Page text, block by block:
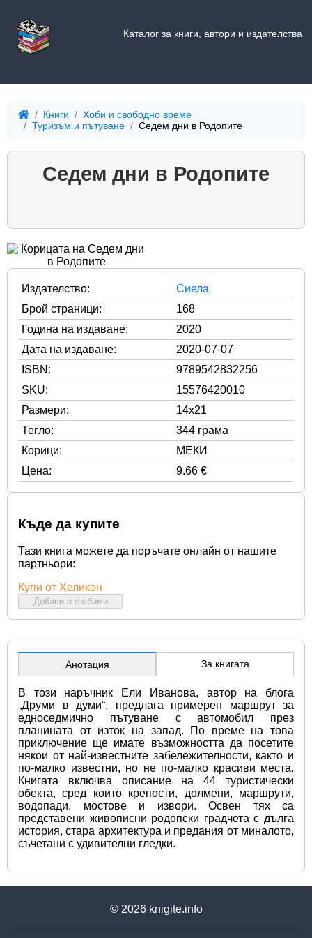
Каталог за книги, автори и издателства
Книги
Хоби и свободно време
Туризъм и пътуване
Седем дни в Родопите
Седем дни в Родопите
Издателство:
Сиела
Брой страници:
168
Година на издаване:
2020
Дата на издаване:
2020-07-07
ISBN:
9789542832256
SKU:
15576420010
Размери:
14x21
Тегло:
344 грама
Корици:
МЕКИ
Цена:
9.66 €
Къде да купите
Тази книга можете да поръчате онлайн от нашите
партньори:
Купи от Хеликон
Добави в любими
Анотация За книгата
В този наръчник Ели Иванова, автор на блога
„Друми в думи“, предлага примерен маршрут за
едноседмично пътуване с автомобил през
планината от изток на запад. По време на това
приключение ще имате възможността да посетите
някои от най-известните забележителности, както и
по-малко известни, но не по-малко красиви места.
Книгата включва описание на 44 туристически
обекта, сред които крепости, долмени, маршрути,
водопади, мостове и извори. Освен тях са
представени живописни родопски градчета с дълга
история, стара архитектура и предания от миналото,
съчетани с удивителни гледки.
© 2026 knigite.info